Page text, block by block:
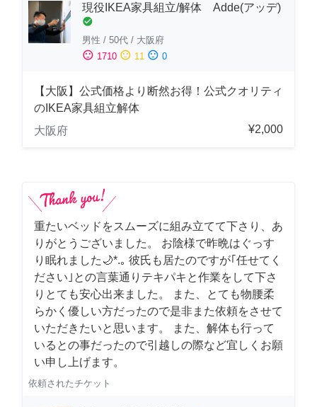
現役IKEA家具組立/解体 Adde(アッデ)
check_circle
男性 / 50代 / 大阪府
sentiment_satisfied 1710 sentiment_neutral 11 sentiment_dissatisfied 0
【大阪】公式価格より断然お得！公式クオリティ
のIKEA家具組立解体
大阪府
¥2,000
重たいベッドをスムーズに組み立てて下さり、あ
りがとうございました。 お陰様で昨晩はぐっす
り眠れました🌙*.｡ 彼氏も居たのですが｢任せてく
ださい｣との言葉通りテキパキと作業をして下さ
りとても安心出来ました。 また、とても物腰柔
らかく優しい方だったので是非また依頼をさせて
いただきたいと思います。 また、解体も行って
いるとの事だったので引越しの際など宜しくお願
い申し上げます。
依頼されたチケット